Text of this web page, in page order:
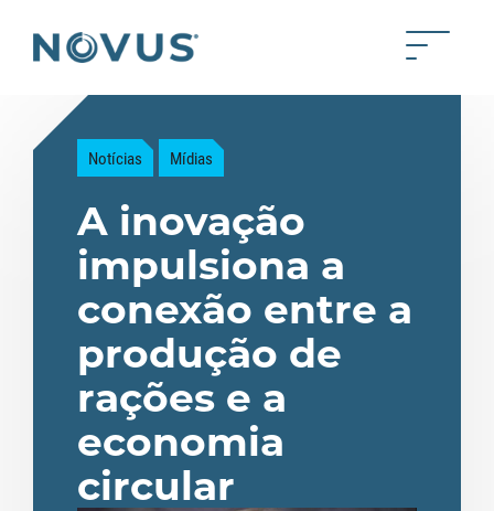
Back to home Toggle
Notícias Mídias
A inovação
impulsiona a
conexão entre a
produção de
rações e a
economia
circular